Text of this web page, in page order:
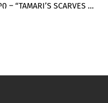
“TAMARI’S SCARVES •
ᲨᲐᲠᲤᲔᲑᲘ”